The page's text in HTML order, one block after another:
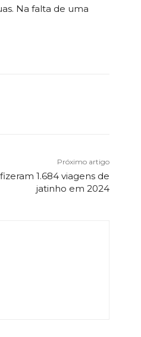
Na falta de uma
Próximo artigo
1.684 viagens de
jatinho em 2024